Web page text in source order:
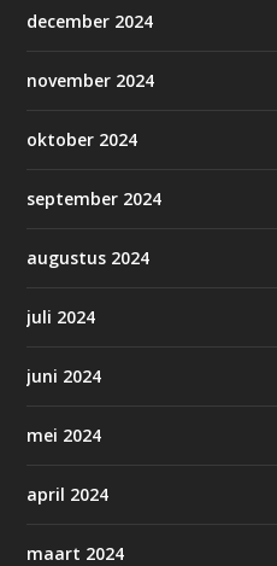
december 2024
november 2024
oktober 2024
september 2024
augustus 2024
juli 2024
juni 2024
mei 2024
april 2024
maart 2024